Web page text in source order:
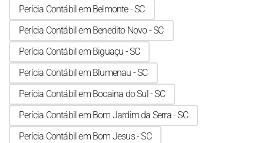
Perícia Contábil em Belmonte - SC
Perícia Contábil em Benedito Novo - SC
Perícia Contábil em Biguaçu - SC
Perícia Contábil em Blumenau - SC
Perícia Contábil em Bocaina do Sul - SC
Perícia Contábil em Bom Jardim da Serra - SC
Perícia Contábil em Bom Jesus - SC